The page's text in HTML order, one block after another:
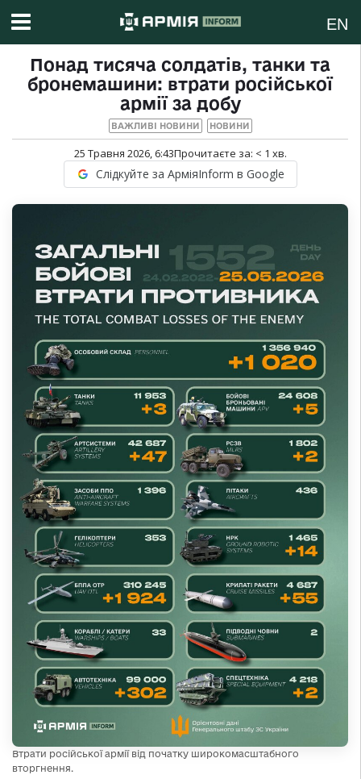
EN
Понад тисяча солдатів, танки та
бронемашини: втрати російської
армії за добу
ВАЖЛИВІ НОВИНИ НОВИНИ
25 Травня 2026, 6:43Прочитаєте за: < 1 хв.
Слідкуйте за АрміяInform в Google
Втрати російської армії від початку широкомасштабного
вторгнення.